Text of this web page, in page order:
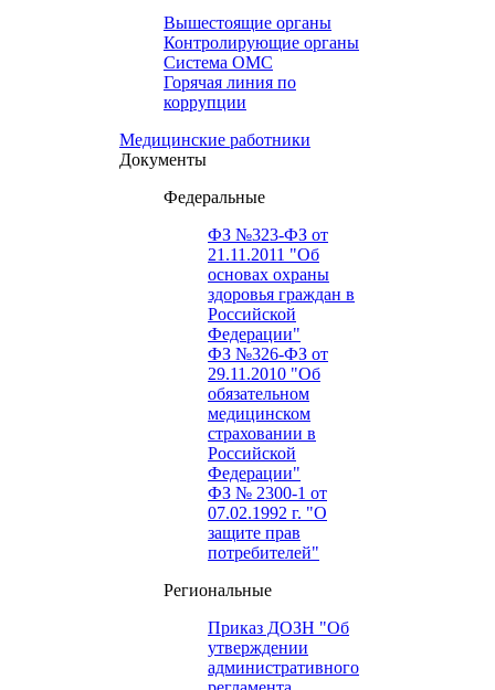
Вышестоящие органы
Контролирующие органы
Система ОМС
Горячая линия по
коррупции
Медицинские работники
Документы
Федеральные
ФЗ №323-ФЗ от
21.11.2011 "Об
основах охраны
здоровья граждан в
Российской
Федерации"
ФЗ №326-ФЗ от
29.11.2010 "Об
обязательном
медицинском
страховании в
Российской
Федерации"
ФЗ № 2300-1 от
07.02.1992 г. "О
защите прав
потребителей"
Региональные
Приказ ДОЗН "Об
утверждении
административного